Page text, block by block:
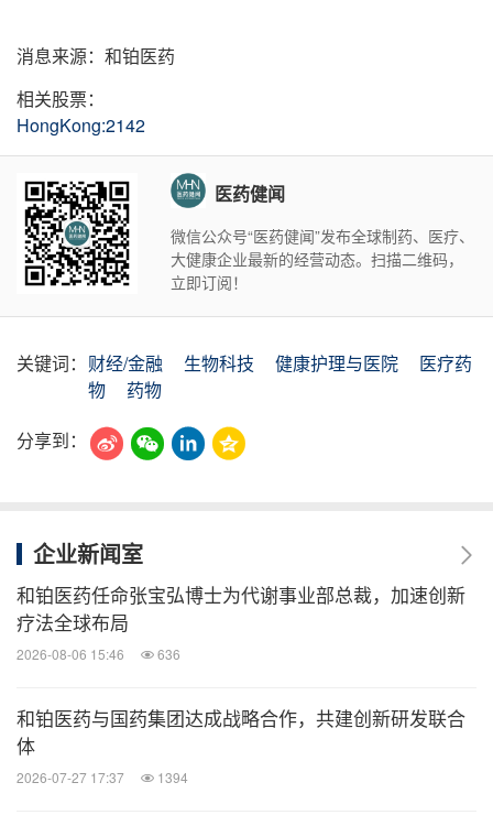
消息来源：和铂医药
相关股票：
HongKong:2142
医药健闻
微信公众号“医药健闻”发布全球制药、医疗、
大健康企业最新的经营动态。扫描二维码，
立即订阅！
关键词： 财经/金融 生物科技 健康护理与医院
医疗药
物
药物
分享到：
企业新闻室
和铂医药任命张宝弘博士为代谢事业部总裁，加速创新
疗法全球布局
2026-08-06 15:46 636
和铂医药与国药集团达成战略合作，共建创新研发联合
体
2026-07-27 17:37 1394